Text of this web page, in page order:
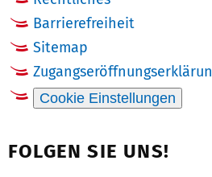
Barrierefreiheit
Sitemap
Cookie Einstellungen
FOLGEN SIE UNS!